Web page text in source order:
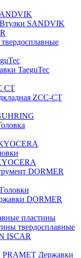
Втулки SANDVIK
TaeguTec
CT
ZCC-CT
DORMER
Головки
DORMER
пластины
твердосплавные
ISCAR
PRAMET Державки